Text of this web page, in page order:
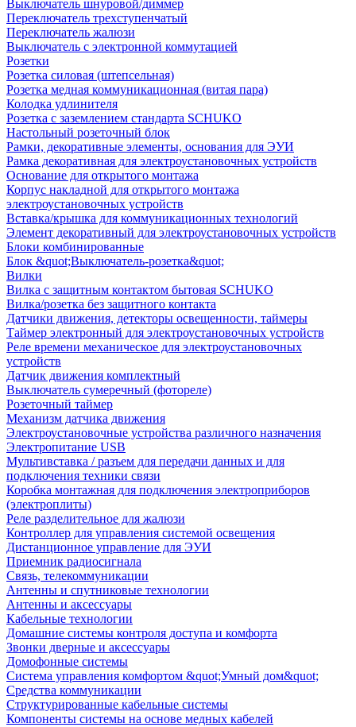
Выключатель шнуровой/диммер
Переключатель трехступенчатый
Переключатель жалюзи
Выключатель с электронной коммутацией
Розетки
Розетка силовая (штепсельная)
Розетка медная коммуникационная (витая пара)
Колодка удлинителя
Розетка с заземлением стандарта SCHUKO
Настольный розеточный блок
Рамки, декоративные элементы, основания для ЭУИ
Рамка декоративная для электроустановочных устройств
Основание для открытого монтажа
Корпус накладной для открытого монтажа
электроустановочных устройств
Вставка/крышка для коммуникационных технологий
Элемент декоративный для электроустановочных устройств
Блоки комбинированные
Блок &quot;Выключатель-розетка&quot;
Вилки
Вилка с защитным контактом бытовая SCHUKO
Вилка/розетка без защитного контакта
Датчики движения, детекторы освещенности, таймеры
Таймер электронный для электроустановочных устройств
Реле времени механическое для электроустановочных
устройств
Датчик движения комплектный
Выключатель сумеречный (фотореле)
Розеточный таймер
Механизм датчика движения
Электроустановочные устройства различного назначения
Электропитание USB
Мультивставка / разъем для передачи данных и для
подключения техники связи
Коробка монтажная для подключения электроприборов
(электроплиты)
Реле разделительное для жалюзи
Контроллер для управления системой освещения
Дистанционное управление для ЭУИ
Приемник радиосигнала
Связь, телекоммуникации
Антенны и спутниковые технологии
Антенны и аксессуары
Кабельные технологии
Домашние системы контроля доступа и комфорта
Звонки дверные и аксессуары
Домофонные системы
Система управления комфортом &quot;Умный дом&quot;
Средства коммуникации
Структурированные кабельные системы
Компоненты системы на основе медных кабелей